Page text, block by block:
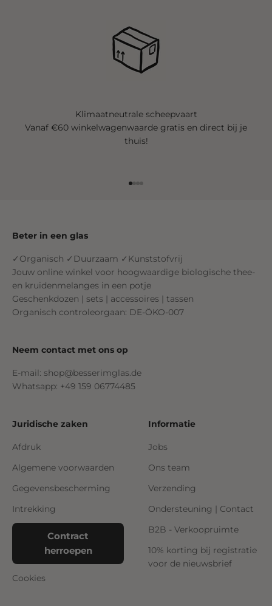
Klimaatneutrale scheepvaart
Vanaf €60 winkelwagenwaarde gratis en direct bij je
thuis!
Beter in een glas
✓Organisch ✓Duurzaam ✓Kunststofvrij
Jouw online winkel voor hoogwaardige biologische thee-
en kruidenmelanges in een potje
Geschenkdozen | sets | accessoires | tassen
Organisch controleorgaan: DE-ÖKO-007
Neem contact met ons op
E-mail: shop@besserimglas.de
Whatsapp: +49 159 06774485
Juridische zaken
Afdruk
Algemene voorwaarden
Gegevensbescherming
Intrekking
Contract
herroepen
Cookies
Informatie
Jobs
Ons team
Verzending
Ondersteuning | Contact
B2B - Verkoopruimte
10% korting bij registratie
voor de nieuwsbrief